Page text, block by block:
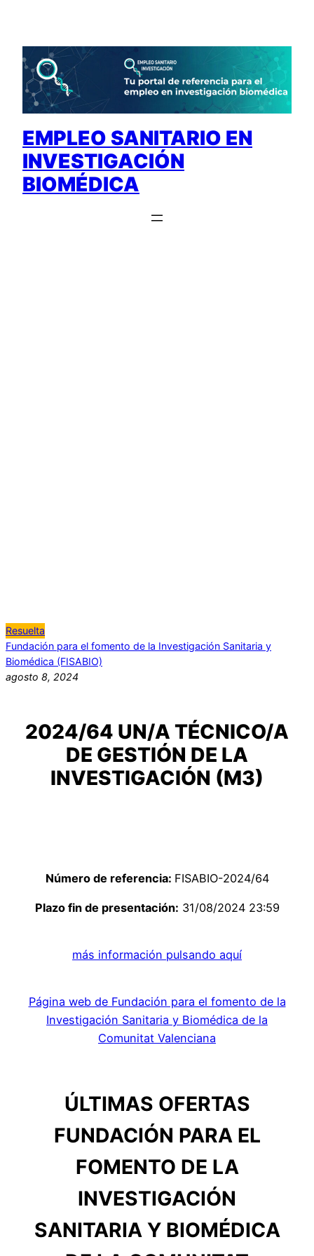
contenido
EMPLEO SANITARIO EN
INVESTIGACIÓN
BIOMÉDICA
Resuelta
Fundación para el fomento de la Investigación Sanitaria y
Biomédica (FISABIO)
agosto 8, 2024
2024/64 UN/A TÉCNICO/A
DE GESTIÓN DE LA
INVESTIGACIÓN (M3)
Número de referencia: FISABIO-2024/64
Plazo fin de presentación: 31/08/2024 23:59
más información pulsando aquí
Página web de Fundación para el fomento de la
Investigación Sanitaria y Biomédica de la
Comunitat Valenciana
ÚLTIMAS OFERTAS
FUNDACIÓN PARA EL
FOMENTO DE LA
INVESTIGACIÓN
SANITARIA Y BIOMÉDICA